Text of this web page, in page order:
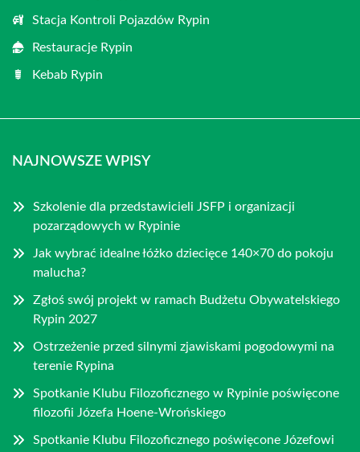
Stacja Kontroli Pojazdów Rypin
Restauracje Rypin
Kebab Rypin
NAJNOWSZE WPISY
Szkolenie dla przedstawicieli JSFP i organizacji
pozarządowych w Rypinie
Jak wybrać idealne łóżko dziecięce 140×70 do pokoju
malucha?
Zgłoś swój projekt w ramach Budżetu Obywatelskiego
Rypin 2027
Ostrzeżenie przed silnymi zjawiskami pogodowymi na
terenie Rypina
Spotkanie Klubu Filozoficznego w Rypinie poświęcone
filozofii Józefa Hoene-Wrońskiego
Spotkanie Klubu Filozoficznego poświęcone Józefowi